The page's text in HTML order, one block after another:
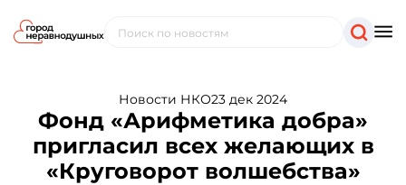
Новости НКО23 дек 2024
Фонд «Арифметика добра»
пригласил всех желающих в
«Круговорот волшебства»